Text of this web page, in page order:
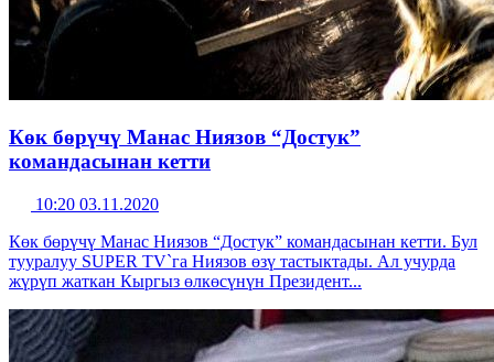
Көк бөрүчү Манас Ниязов “Достук”
командасынан кетти
10:20 03.11.2020
Көк бөрүчү Манас Ниязов “Достук” командасынан кетти. Бул
тууралуу SUPER TV`га Ниязов өзү тастыктады. Ал учурда
жүрүп жаткан Кыргыз өлкөсүнүн Президент...